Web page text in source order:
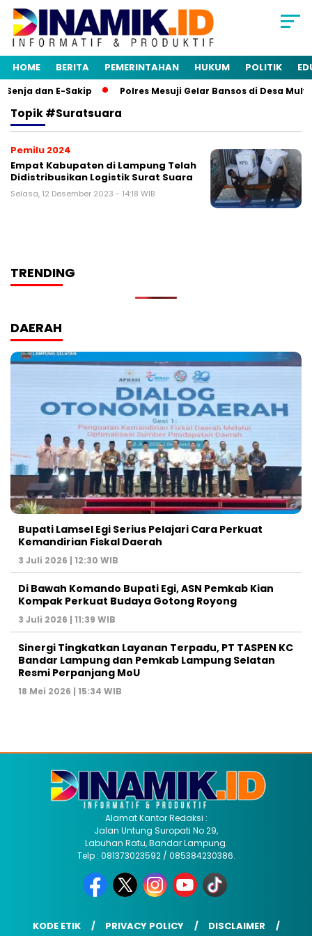
HOME BERITA PEMERINTAHAN HUKUM POLITIK
dan E-Sakip Polres Mesuji Gelar Bansos di Desa
Topik#suratsuara
Pemilu 2024
Empat Kabupaten di Lampung Telah
Didistribusikan Logistik Surat Suara
Selasa, 12 Desember 2023 - 14:18 WIB
TRENDING
DAERAH
Bupati Lamsel Egi Serius Pelajari Cara Perkuat
Kemandirian Fiskal Daerah
3 Juli 2026 | 12:30 WIB
Di Bawah Komando Bupati Egi, ASN Pemkab Kian
Kompak Perkuat Budaya Gotong Royong
3 Juli 2026 | 11:39 WIB
Sinergi Tingkatkan Layanan Terpadu, PT TASPEN KC
Bandar Lampung dan Pemkab Lampung Selatan
Resmi Perpanjang MoU
18 Mei 2026 | 15:34 WIB
Alamat Kantor Redaksi :
Jalan Untung Suropati No 29,
Labuhan Ratu, Bandar Lampung.
Telp : 081373023592 / 085384230386.
KODE ETIK PRIVACY POLICY DISCLAIMER